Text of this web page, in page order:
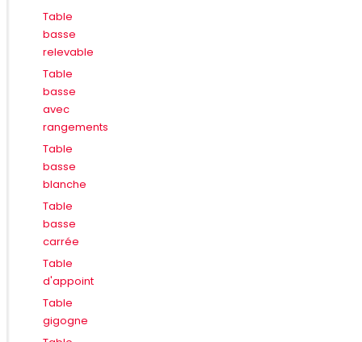
Table
basse
relevable
Table
basse
avec
rangements
Table
basse
blanche
Table
basse
carrée
Table
d'appoint
Table
gigogne